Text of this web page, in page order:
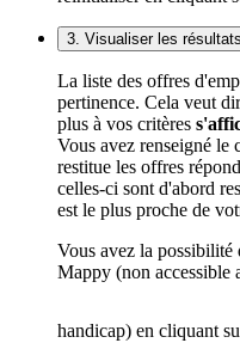
3. Visualiser les
La liste des offres
pertinence. Cela veut
plus à vos critères
Vous avez renseigné
restitue les offres
celles-ci sont d'abord
est le plus proche de
Vous avez la
Mappy (non accessible
handicap) en cliquant